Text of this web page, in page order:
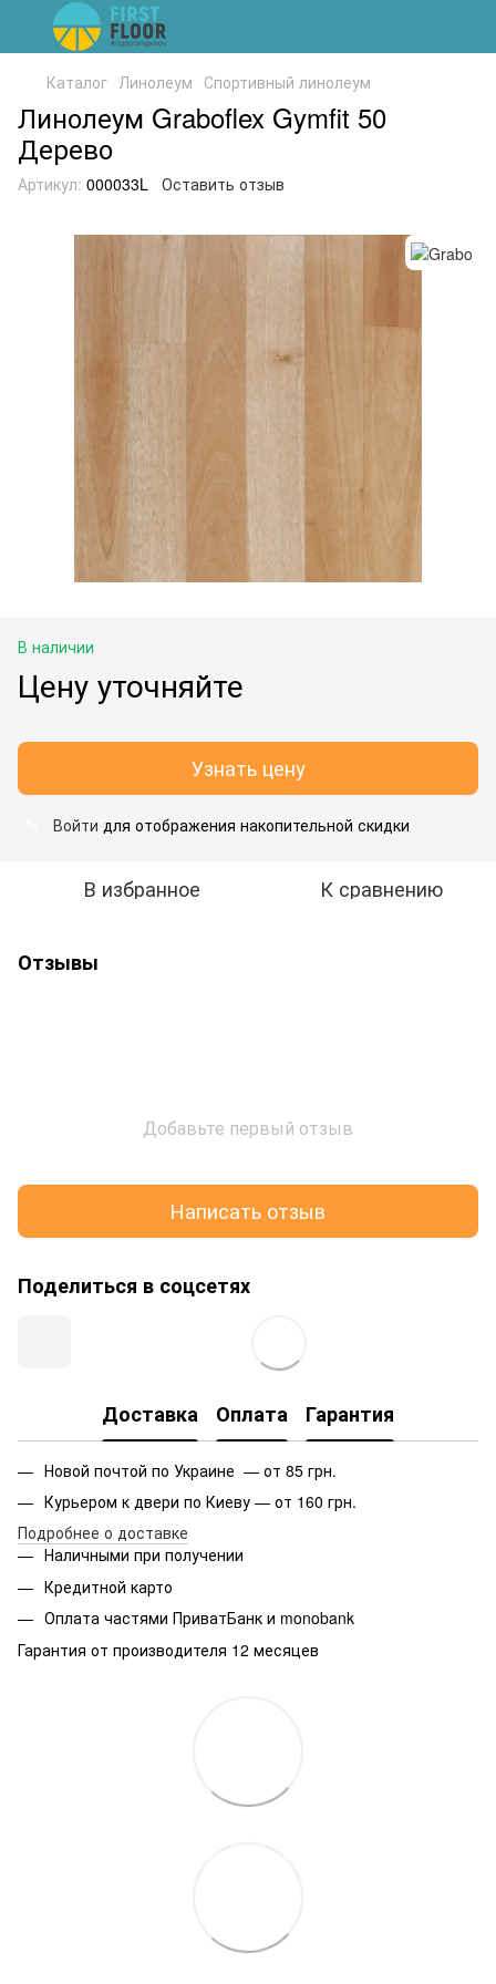
Каталог Линолеум Спортивный линолеум
Линолеум Graboflex Gymfit 50
Дерево
Артикул: 000033L Оставить отзыв
В наличии
Цену уточняйте
Узнать цену
Войти для отображения накопительной скидки
В избранное К сравнению
Отзывы
Добавьте первый отзыв
Написать отзыв
Поделиться в соцсетях
Доставка Оплата Гарантия
Новой почтой по Украине — от 85 грн.
Курьером к двери по Киеву — от 160 грн.
Подробнее о доставке
Наличными при получении
Кредитной карто
Оплата частями ПриватБанк и monobank
Гарантия от производителя 12 месяцев